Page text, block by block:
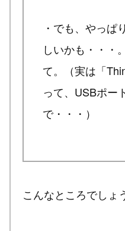
・でも、やっぱ
しいかも・・・
て。（実は「
って、USBポー
で・・・）
こんなところでしょ